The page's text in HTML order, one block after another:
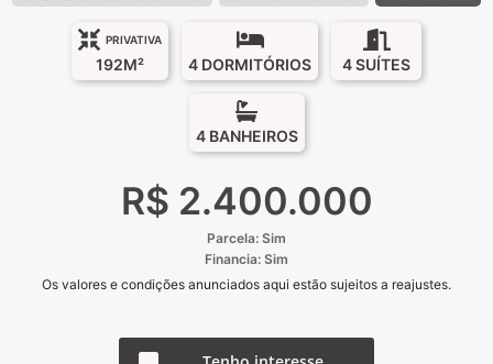
PRIVATIVA
192M² 4 DORMITÓRIOS 4 SUÍTES
4 BANHEIROS
R$ 2.400.000
Parcela: Sim
Financia: Sim
Os valores e condições anunciados aqui estão sujeitos a reajustes.